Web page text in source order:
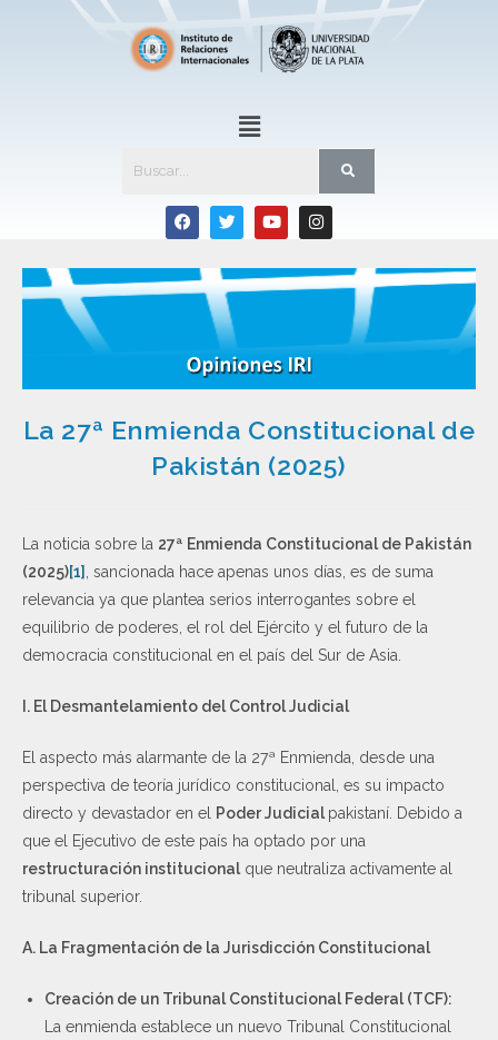
La 27ª Enmienda Constitucional de
Pakistán (2025)
La noticia sobre la 27ª Enmienda Constitucional de Pakistán
(2025)[1]
, sancionada hace apenas unos días, es de suma
relevancia ya que plantea serios interrogantes sobre el
equilibrio de poderes, el rol del Ejército y el futuro de la
democracia constitucional en el país del Sur de Asia.
I. El Desmantelamiento del Control Judicial
El aspecto más alarmante de la 27ª Enmienda, desde una
perspectiva de teoría jurídico constitucional, es su impacto
directo y devastador en el
Poder Judicial pakistaní. Debido a
que el Ejecutivo de este país ha optado por una
restructuración institucional que neutraliza activamente al
tribunal superior.
A. La Fragmentación de la Jurisdicción Constitucional
Creación de un Tribunal Constitucional Federal (TCF):
La enmienda establece un nuevo Tribunal Constitucional